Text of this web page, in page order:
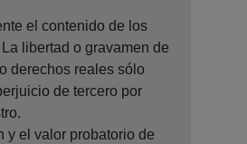
el contenido de los
libertad o gravamen de
derechos reales sólo
de tercero por
y el valor probatorio de